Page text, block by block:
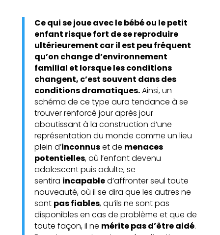
Ce qui se joue avec le bébé ou le petit
enfant risque fort de se reproduire
ultérieurement car il est peu fréquent
qu’on change d’environnement
familial et lorsque les conditions
changent, c’est souvent dans des
conditions dramatiques.Ainsi, un
schéma de ce type aura tendance à se
trouver renforcé jour après jour
aboutissant à la construction d’une
représentation du monde comme un lieu
plein d’inconnuset de menaces
potentielles, où l’enfant devenu
adolescent puis adulte, se
sentira incapabled’affronter seul toute
nouveauté, où il se dira que les autres ne
sont pas fiables, qu’ils ne sont pas
disponibles en cas de problème et que de
toute façon, il ne mérite pas d’être aidé.